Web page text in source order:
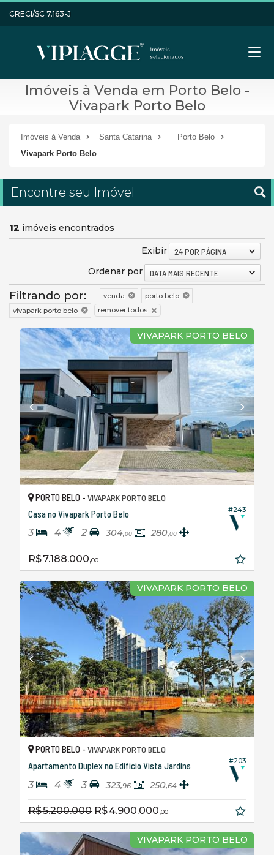
CRECI/SC 7.163-J
Imóveis à Venda em Porto Belo -
Vivapark Porto Belo
Imóveis à Venda Santa Catarina
Porto Belo
Vivapark Porto Belo
Encontre seu Imóvel
12 imóveis encontrados
Exibir 24 POR PÁGINA
Ordenar por DATA MAIS RECENTE
Filtrando por: venda
porto belo
vivapark porto belo
remover todos
VIVAPARK PORTO BELO
#243
PORTO BELO - VIVAPARK PORTO BELO
Casa no Vivapark Porto Belo
3 4 2 304,00 280,00
R$ 7.188.000,00
VIVAPARK PORTO BELO
#203
PORTO BELO - VIVAPARK PORTO BELO
Apartamento Duplex no Edifício Vista Jardins
3 4 3 323,96 250,64
R$ 5.200.000 R$ 4.900.000,00
VIVAPARK PORTO BELO